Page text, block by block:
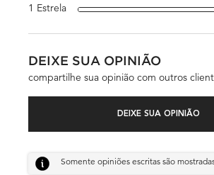
1 Estrela
DEIXE SUA OPINIÃO
compartilhe sua opinião com outros
DEIXE SUA OPINIÃO
Somente opiniões escritas são